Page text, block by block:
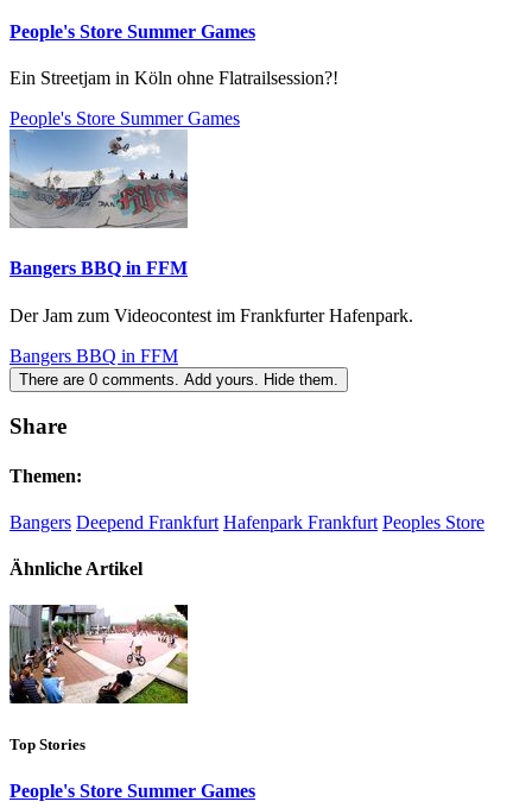
People's Store Summer Games
Ein Streetjam in Köln ohne Flatrailsession?!
People's Store Summer Games
Bangers BBQ in FFM
Der Jam zum Videocontest im Frankfurter Hafenpark.
Bangers BBQ in FFM
There are 0 comments. Add yours. Hide them.
Share
Themen:
Bangers Deepend Frankfurt Hafenpark Frankfurt Peoples Store
Ähnliche Artikel
Top Stories
People's Store Summer Games